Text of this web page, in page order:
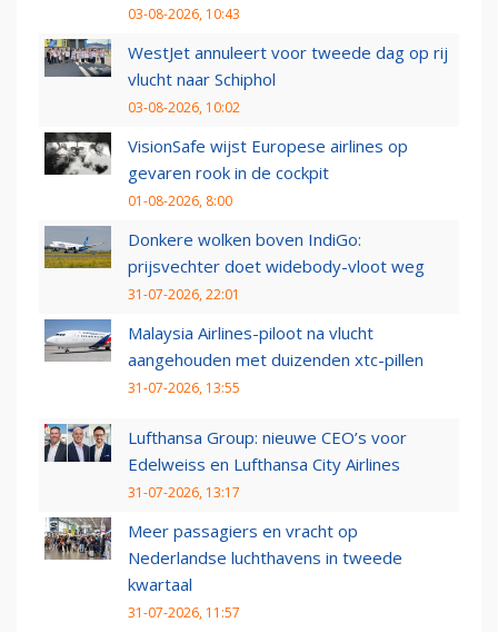
03-08-2026, 10:43
WestJet annuleert voor tweede dag op rij
vlucht naar Schiphol
03-08-2026, 10:02
VisionSafe wijst Europese airlines op
gevaren rook in de cockpit
01-08-2026, 8:00
Donkere wolken boven IndiGo:
prijsvechter doet widebody-vloot weg
31-07-2026, 22:01
Malaysia Airlines-piloot na vlucht
aangehouden met duizenden xtc-pillen
31-07-2026, 13:55
Lufthansa Group: nieuwe CEO’s voor
Edelweiss en Lufthansa City Airlines
31-07-2026, 13:17
Meer passagiers en vracht op
Nederlandse luchthavens in tweede
kwartaal
31-07-2026, 11:57